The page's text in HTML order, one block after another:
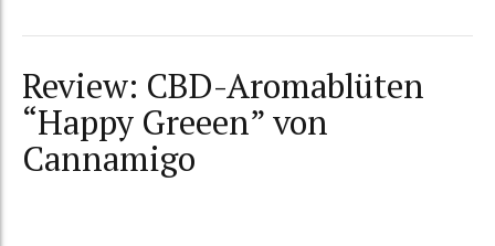
Review: CBD-Aromablüten
“Happy Greeen” von
Cannamigo